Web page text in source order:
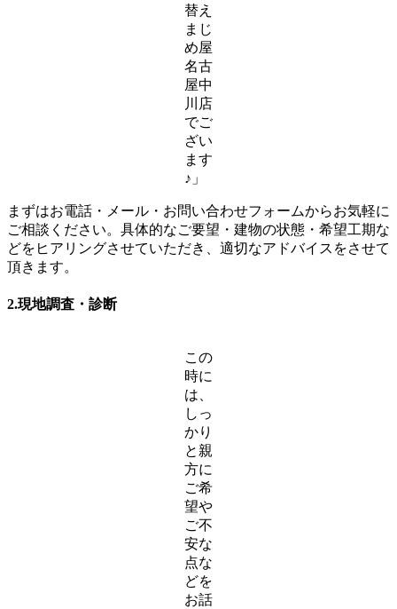
替え
まじ
め屋
名古
屋中
川店
でご
ざい
ます
♪」
まずはお電話・メール・お問い合わせフォームからお気軽に
ご相談ください。具体的なご要望・建物の状態・希望工期な
どをヒアリングさせていただき、適切なアドバイスをさせて
頂きます。
2.現地調査・診断
この
時に
は、
しっ
かり
と親
方に
ご希
望や
ご不
安な
点な
どを
お話